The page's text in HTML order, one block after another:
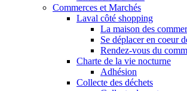
Commerces et Marchés
Laval côté shopping
La maison des
Se déplacer en coeur
Rendez-vous du
Charte de la vie nocturne
Adhésion
Collecte des déchets